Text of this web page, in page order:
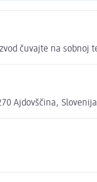
čuvajte na sobnoj
Ajdovščina,